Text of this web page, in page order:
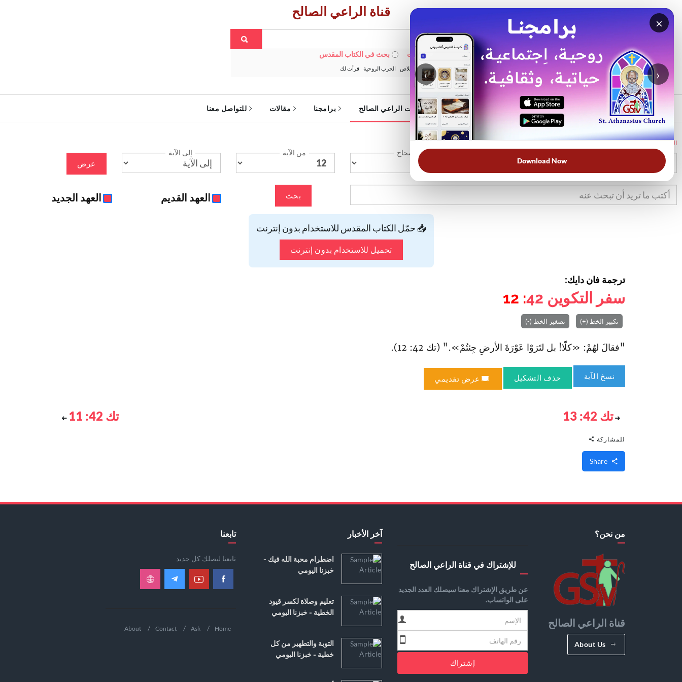
×
‹ ›
Download Now
قناة الراعي الصالح
بحث في الويبسايت بحث في الكتاب المقدس
الأكثر بحثًا: خبزنا اليومي الخلاص الحرب الروحية قرأت لك
الرئيسية خدمات الراعي الصالح برامجنا مقالات للتواصل معنا
الرئيسية
الإصحاح من الآية إلى الآية
عرض
بحث العهد القديم العهد الجديد
📥 حمّل الكتاب المقدس للاستخدام بدون إنترنت
تحميل للاستخدام بدون إنترنت
ترجمة فان دايك:
سفر التكوين 42
: 12
تكبير الخط (+) تصغير الخط (-)
"فقالَ لهُمْ: «كلّا! بل لتَرَوْا عَوْرَةَ الأرضِ جِئتُمْ»." (تك 42: 12).
نسخ الآية حذف التشكيل عرض تقديمي
تك 42: 13 تك 42: 11
للمشاركة
من نحن؟
قناة الراعي الصالح
About Us
للإشتراك في قناة الراعي الصالح
عن طريق الإشتراك معنا سيصلك العدد الجديد
على الواتساب.
إشتراك
آخر الأخبار
اضطرام محبة الله فيك -
خبزنا اليومي
تعليم وصلاة لكسر قيود
الخطية - خبزنا اليومي
التوبة والتطهير من كل
خطية - خبزنا اليومي
تابعنا
تابعنا ليصلك كل جديد
Home
Ask
Contact
About